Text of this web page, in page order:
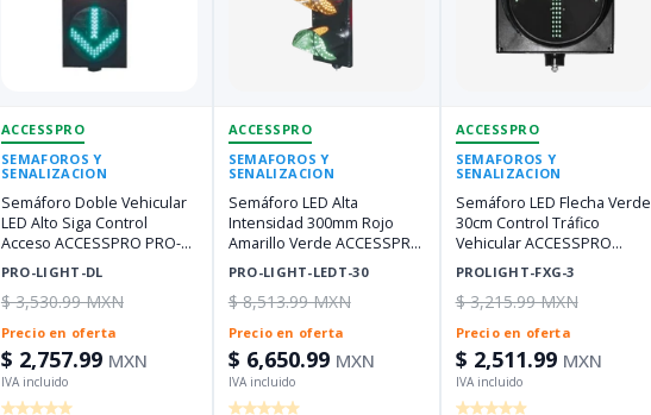
ACCESSPRO
SEMAFOROS Y
SENALIZACION
PRO-LIGHT-DL
Semáforo Doble Vehicular
LED Alto Siga Control
Acceso ACCESSPRO PRO-
LIGHT-DL
$ 3,530.99 MXN
Precio en oferta
$ 2,757.99 MXN
ACCESSPRO
SEMAFOROS Y
SENALIZACION
PRO-LIGHT-LEDT-30
Semáforo LED Alta
Intensidad 300mm Rojo
Amarillo Verde ACCESSPRO
PRO-LIGHT-LEDT-30
$ 8,513.99 MXN
Precio en oferta
$ 6,650.99 MXN
ACCESSPRO
SEMAFOROS Y
SENALIZACION
PROLIGHT-FXG-3
Semáforo LED Flecha Verde
30cm Control Tráfico
Vehicular ACCESSPRO
PROLIGHT-FXG-3
$ 3,215.99 MXN
Precio en oferta
$ 2,511.99 MXN